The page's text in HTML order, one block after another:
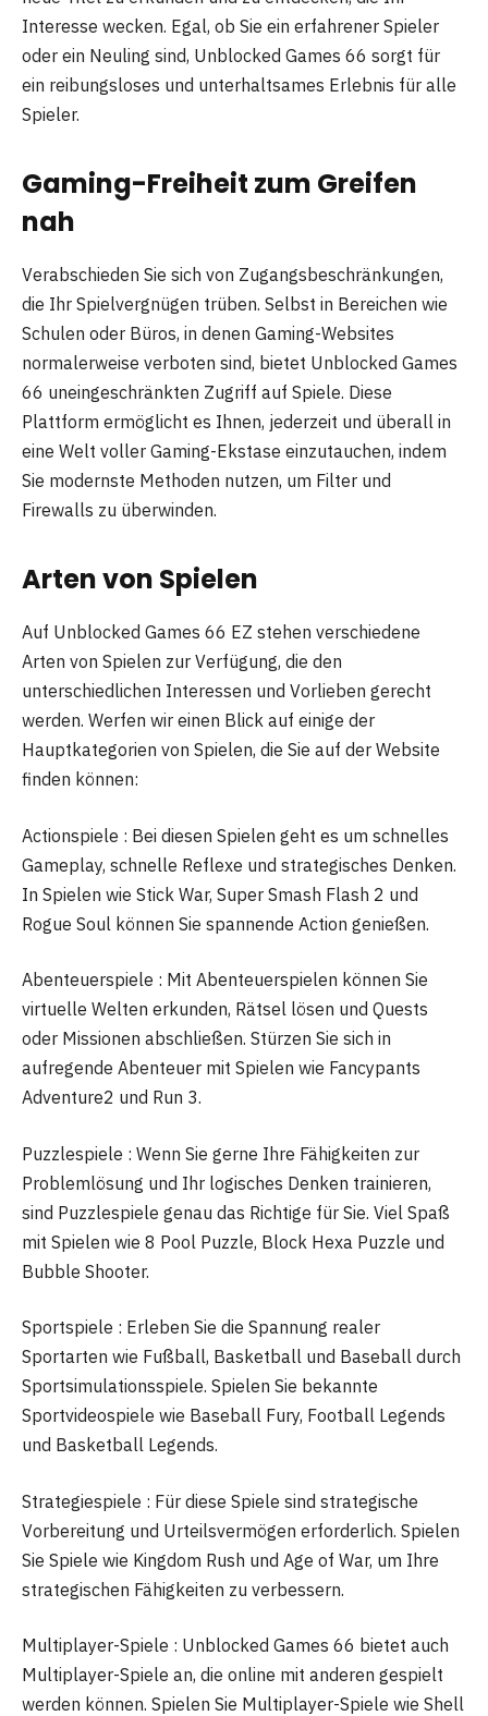
Interesse wecken. Egal, ob Sie ein erfahrener Spieler
oder ein Neuling sind, Unblocked Games 66 sorgt für
ein reibungsloses und unterhaltsames Erlebnis für alle
Spieler.
Gaming-Freiheit zum Greifen
nah
Verabschieden Sie sich von Zugangsbeschränkungen,
die Ihr Spielvergnügen trüben. Selbst in Bereichen wie
Schulen oder Büros, in denen Gaming-Websites
normalerweise verboten sind, bietet Unblocked Games
66 uneingeschränkten Zugriff auf Spiele. Diese
Plattform ermöglicht es Ihnen, jederzeit und überall in
eine Welt voller Gaming-Ekstase einzutauchen, indem
Sie modernste Methoden nutzen, um Filter und
Firewalls zu überwinden.
Arten von Spielen
Auf Unblocked Games 66 EZ stehen verschiedene
Arten von Spielen zur Verfügung, die den
unterschiedlichen Interessen und Vorlieben gerecht
werden. Werfen wir einen Blick auf einige der
Hauptkategorien von Spielen, die Sie auf der Website
finden können:
Actionspiele : Bei diesen Spielen geht es um schnelles
Gameplay, schnelle Reflexe und strategisches Denken.
In Spielen wie Stick War, Super Smash Flash 2 und
Rogue Soul können Sie spannende Action genießen.
Abenteuerspiele : Mit Abenteuerspielen können Sie
virtuelle Welten erkunden, Rätsel lösen und Quests
oder Missionen abschließen. Stürzen Sie sich in
aufregende Abenteuer mit Spielen wie Fancypants
Adventure2 und Run 3.
Puzzlespiele : Wenn Sie gerne Ihre Fähigkeiten zur
Problemlösung und Ihr logisches Denken trainieren,
sind Puzzlespiele genau das Richtige für Sie. Viel Spaß
mit Spielen wie 8 Pool Puzzle, Block Hexa Puzzle und
Bubble Shooter.
Sportspiele : Erleben Sie die Spannung realer
Sportarten wie Fußball, Basketball und Baseball durch
Sportsimulationsspiele. Spielen Sie bekannte
Sportvideospiele wie Baseball Fury, Football Legends
und Basketball Legends.
Strategiespiele : Für diese Spiele sind strategische
Vorbereitung und Urteilsvermögen erforderlich. Spielen
Sie Spiele wie Kingdom Rush und Age of War, um Ihre
strategischen Fähigkeiten zu verbessern.
Multiplayer-Spiele : Unblocked Games 66 bietet auch
Multiplayer-Spiele an, die online mit anderen gespielt
werden können. Spielen Sie Multiplayer-Spiele wie Shell